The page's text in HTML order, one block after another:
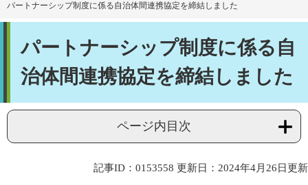
す
。
し
て
別
パートナーシップ制度に係る自治体間連携協定を締結しました
パートナーシップ制度に係る自
治体間連携協定を締結しました
ページ内目次
記事ID：0153558 更新日：2024年4月26日更新